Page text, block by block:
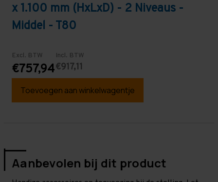
x 1.100 mm (HxLxD) - 2 Niveaus -
Middel - T80
Excl. BTW
€757,94
Incl. BTW
€917,11
Toevoegen aan winkelwagentje
Aanbevolen bij dit product